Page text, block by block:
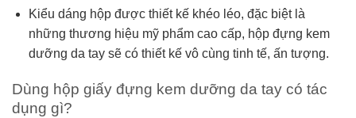
Kiểu dáng hộp được thiết kế khéo léo, đặc biệt là
những thương hiệu mỹ phẩm cao cấp, hộp đựng kem
dưỡng da tay sẽ có thiết kế vô cùng tinh tế, ấn tượng.
Dùng hộp giấy đựng kem dưỡng da tay có tác
dụng gì?